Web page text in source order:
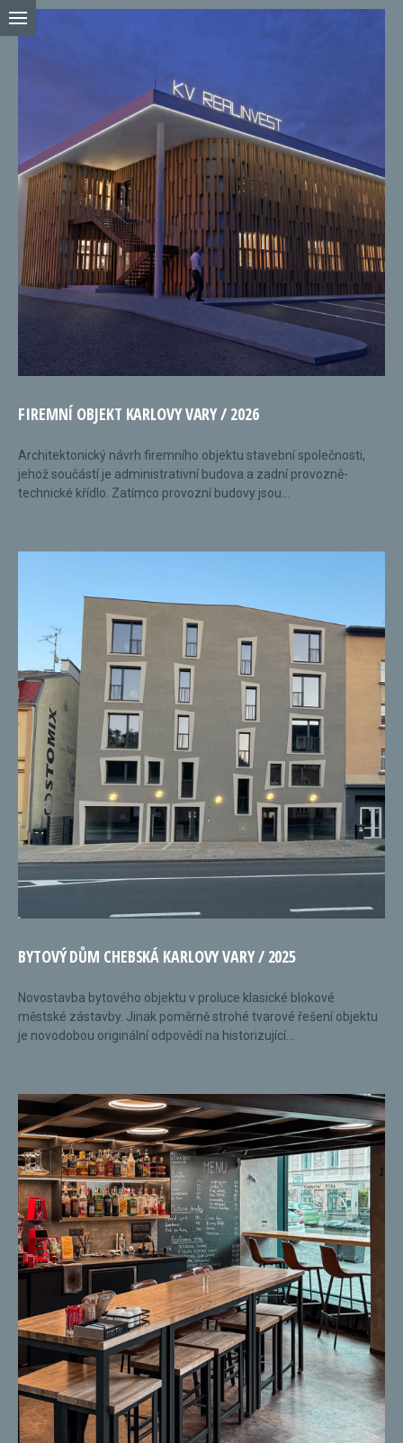
FIREMNÍ OBJEKT KARLOVY VARY / 2026
Architektonický návrh firemního objektu stavební společnosti,
jehož součástí je administrativní budova a zadní provozně-
technické křídlo. Zatímco provozní budovy jsou...
BYTOVÝ DŮM CHEBSKÁ KARLOVY VARY / 2025
Novostavba bytového objektu v proluce klasické blokové
městské zástavby. Jinak poměrně strohé tvarové řešení objektu
je novodobou originální odpovědí na historizující...